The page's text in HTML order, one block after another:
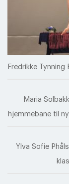
Fredrikke
Maria
hjemmebane til
Ylva Sofie